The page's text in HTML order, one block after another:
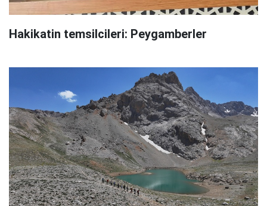
Hakikatin temsilcileri: Peygamberler